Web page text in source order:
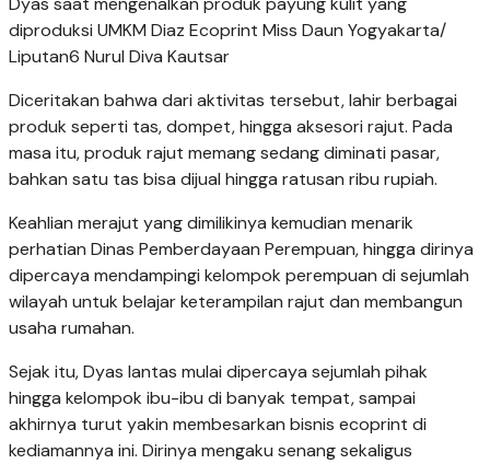
diproduksi UMKM Diaz Ecoprint Miss Daun Yogyakarta/
Liputan6 Nurul Diva Kautsar
Diceritakan bahwa dari aktivitas tersebut, lahir berbagai
produk seperti tas, dompet, hingga aksesori rajut. Pada
masa itu, produk rajut memang sedang diminati pasar,
bahkan satu tas bisa dijual hingga ratusan ribu rupiah.
Keahlian merajut yang dimilikinya kemudian menarik
perhatian Dinas Pemberdayaan Perempuan, hingga dirinya
dipercaya mendampingi kelompok perempuan di sejumlah
wilayah untuk belajar keterampilan rajut dan membangun
usaha rumahan.
Sejak itu, Dyas lantas mulai dipercaya sejumlah pihak
hingga kelompok ibu-ibu di banyak tempat, sampai
akhirnya turut yakin membesarkan bisnis ecoprint di
kediamannya ini. Dirinya mengaku senang sekaligus